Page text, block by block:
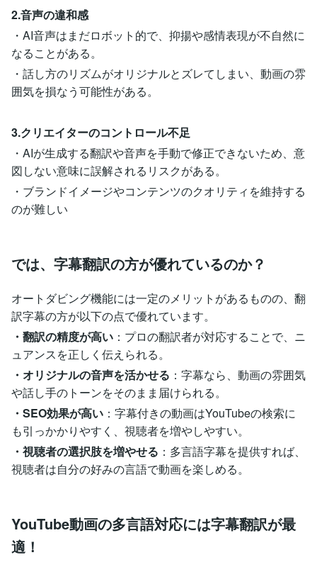
2.音声の違和感
・AI音声はまだロボット的で、抑揚や感情表現が不自然に
なることがある。
・話し方のリズムがオリジナルとズレてしまい、動画の雰
囲気を損なう可能性がある。
3.クリエイターのコントロール不足
・AIが生成する翻訳や音声を手動で修正できないため、意
図しない意味に誤解されるリスクがある。
・ブランドイメージやコンテンツのクオリティを維持する
のが難しい
では、字幕翻訳の方が優れているのか？
オートダビング機能には一定のメリットがあるものの、翻
訳字幕の方が以下の点で優れています。
・翻訳の精度が高い ：プロの翻訳者が対応することで、ニ
ュアンスを正しく伝えられる。
・オリジナルの音声を活かせる ：字幕なら、動画の雰囲気
や話し手のトーンをそのまま届けられる。
・SEO効果が高い ：字幕付きの動画はYouTubeの検索に
も引っかかりやすく、視聴者を増やしやすい。
・視聴者の選択肢を増やせる ：多言語字幕を提供すれば、
視聴者は自分の好みの言語で動画を楽しめる。
YouTube動画の多言語対応には字幕翻訳が最
適！